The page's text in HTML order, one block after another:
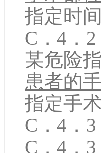
指定时
C．4．
某危险
患者的
指定手
C．4．
C．4．